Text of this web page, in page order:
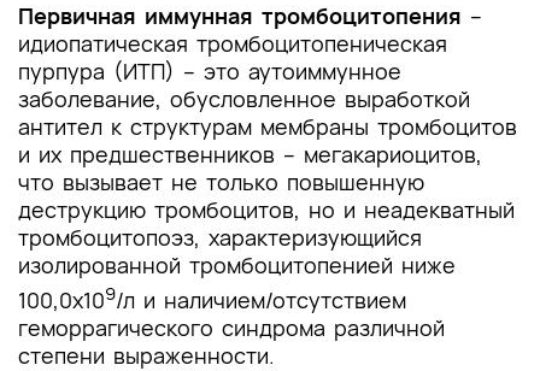
Первичная иммунная тромбоцитопения –
идиопатическая тромбоцитопеническая
пурпура (ИТП) – это аутоиммунное
заболевание, обусловленное выработкой
антител к структурам мембраны тромбоцитов
и их предшественников – мегакариоцитов,
что вызывает не только повышенную
деструкцию тромбоцитов, но и неадекватный
тромбоцитопоэз, характеризующийся
изолированной тромбоцитопенией ниже
100,0х109/л и наличием/отсутствием
геморрагического синдрома различной
степени выраженности.